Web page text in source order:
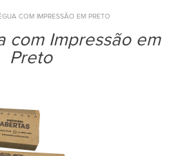
COM IMPRESSÃO EM PRETO
com Impressão em
Preto